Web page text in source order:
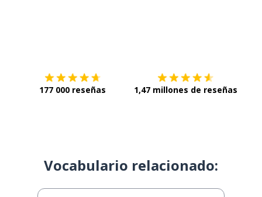
177 000 reseñas 1,47 millones de reseñas
Vocabulario relacionado: